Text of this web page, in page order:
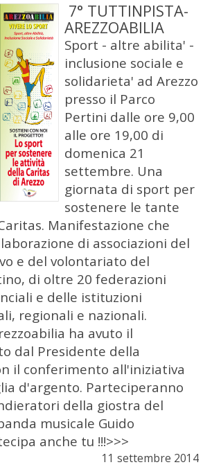
7° TUTTINPISTA-
AREZZOABILIA
Sport - altre abilita' -
inclusione sociale e
solidarieta' ad Arezzo
presso il Parco
Pertini dalle ore 9,00
alle ore 19,00 di
domenica 21
settembre. Una
giornata di sport per
sostenere le tante
Manifestazione che
di associazioni del
e del volontariato del
di oltre 20 federazioni
e delle istituzioni
regionali e nazionali.
ha avuto il
dal Presidente della
il conferimento all'iniziativa
d'argento. Parteciperanno
della giostra del
musicale Guido
anche tu !!!>>>
11 settembre 2014